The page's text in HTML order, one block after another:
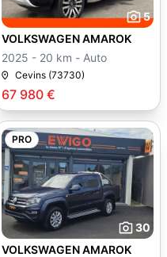
5
67 980 €
VOLKSWAGEN AMAROK
2025 - 20 km - Auto
Cevins (73730)
PRO
30
VOLKSWAGEN AMAROK